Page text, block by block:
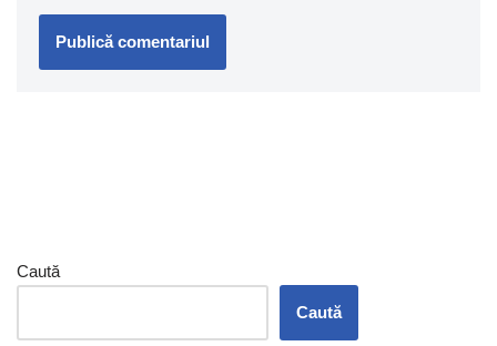
Caută
Caută